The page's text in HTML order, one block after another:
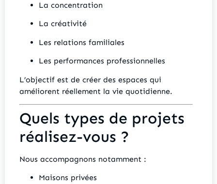
La concentration
La créativité
Les relations familiales
Les performances professionnelles
L’objectif est de créer des espaces qui
améliorent réellement la vie quotidienne.
Quels types de projets
réalisez-vous ?
Nous accompagnons notamment :
Maisons privées